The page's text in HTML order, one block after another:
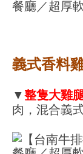
義式香料
▼整隻大雞
肉，混合義